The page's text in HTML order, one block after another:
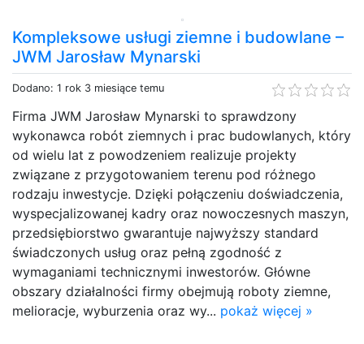
Kompleksowe usługi ziemne i budowlane –
JWM Jarosław Mynarski
Dodano: 1 rok 3 miesiące temu
Firma JWM Jarosław Mynarski to sprawdzony
wykonawca robót ziemnych i prac budowlanych, który
od wielu lat z powodzeniem realizuje projekty
związane z przygotowaniem terenu pod różnego
rodzaju inwestycje. Dzięki połączeniu doświadczenia,
wyspecjalizowanej kadry oraz nowoczesnych maszyn,
przedsiębiorstwo gwarantuje najwyższy standard
świadczonych usług oraz pełną zgodność z
wymaganiami technicznymi inwestorów. Główne
obszary działalności firmy obejmują roboty ziemne,
melioracje, wyburzenia oraz wy... pokaż więcej »